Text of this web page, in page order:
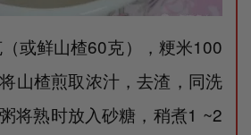
或鲜山楂60克），粳米100
山楂煎取浓汁，去渣，同洗
将熟时放入砂糖，稍煮1 ~2